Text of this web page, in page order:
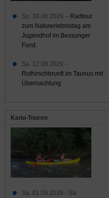
So. 30.08.2026 – Radtour
zum Naturerlebnistag am
Jugendhof im Bessunger
Forst.
Sa. 12.09.2026 –
Rothirschbrunft im Taunus mit
Übernachtung
Kanu-Touren
Sa. 01.08.2026 - Sa.